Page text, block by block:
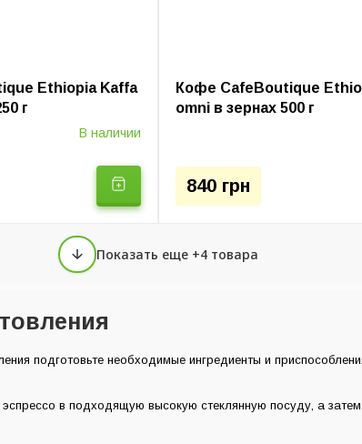
Ethiopia Kaffa
г
В наличии
Кофе CafeBoutique
omni в зернах 500 г
840 грн
Показать еще +4 товара
подготовьте необходимые ингредиенты и
эспрессо в подходящую высокую стеклянную посуду, а